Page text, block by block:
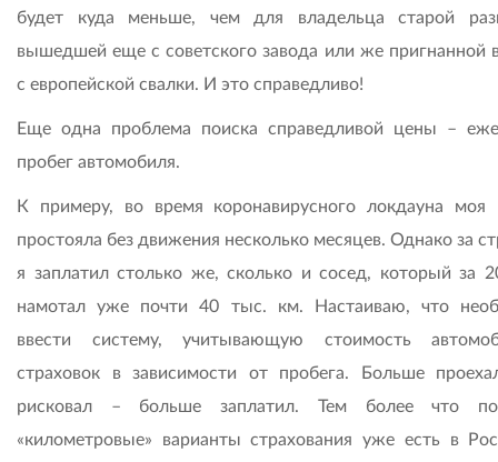
будет куда меньше, чем для владельца старой
вышедшей еще с советского завода или же пригнанной
с европейской свалки. И это справедливо!
Еще одна проблема поиска справедливой цены –
пробег автомобиля.
К примеру, во время коронавирусного локдауна моя
простояла без движения несколько месяцев. Однако за
я заплатил столько же, сколько и сосед, который за
намотал уже почти 40 тыс. км. Настаиваю, что
ввести систему, учитывающую стоимость
страховок в зависимости от пробега. Больше
рисковал – больше заплатил. Тем более что
«километровые» варианты страхования уже есть в